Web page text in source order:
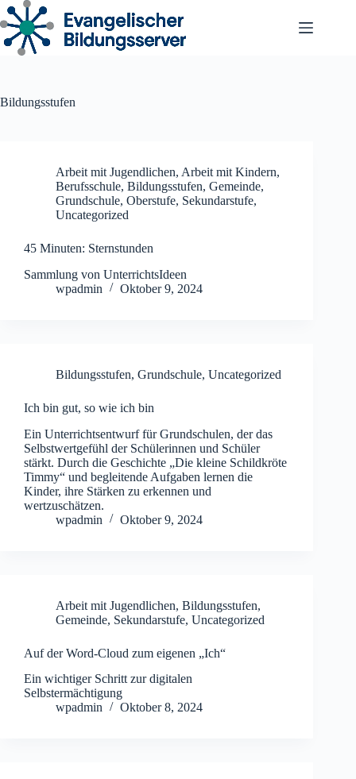
Zum
Inhalt
springen
Bildungsstufen
Arbeit mit Jugendlichen, Arbeit mit Kindern,
Berufsschule, Bildungsstufen, Gemeinde,
Grundschule, Oberstufe, Sekundarstufe,
Uncategorized
45 Minuten: Sternstunden
Sammlung von UnterrichtsIdeen
wpadmin
Oktober 9, 2024
Bildungsstufen, Grundschule, Uncategorized
Ich bin gut, so wie ich bin
Ein Unterrichtsentwurf für Grundschulen, der das
Selbstwertgefühl der Schülerinnen und Schüler
stärkt. Durch die Geschichte „Die kleine Schildkröte
Timmy“ und begleitende Aufgaben lernen die
Kinder, ihre Stärken zu erkennen und
wertzuschätzen.
wpadmin
Oktober 9, 2024
Arbeit mit Jugendlichen, Bildungsstufen,
Gemeinde, Sekundarstufe, Uncategorized
Auf der Word-Cloud zum eigenen „Ich“
Ein wichtiger Schritt zur digitalen
Selbstermächtigung
wpadmin
Oktober 8, 2024